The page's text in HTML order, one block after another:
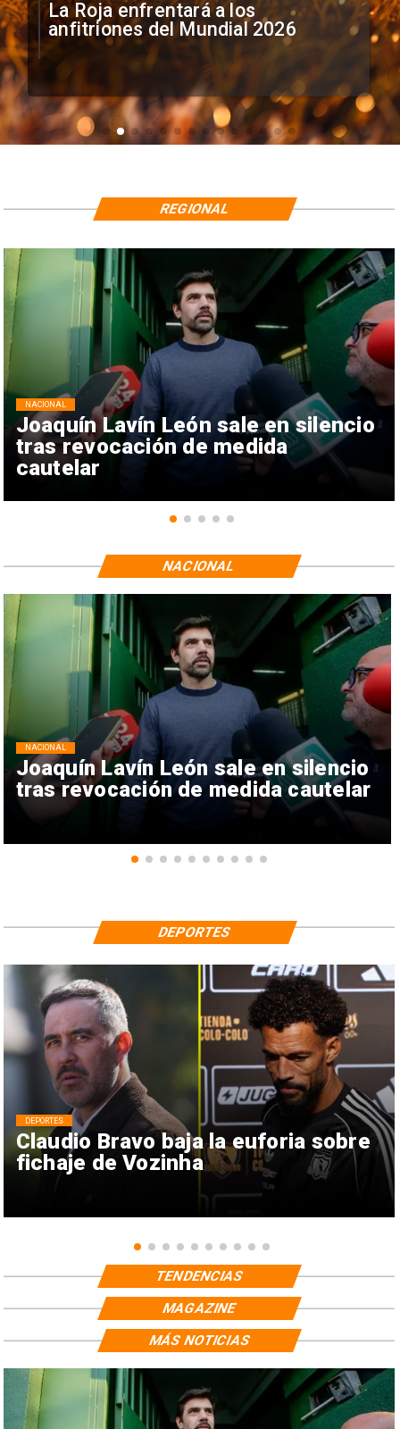
La Roja enfrentará a los
anfitriones del Mundial 2026
Joaquín Lavín León sale en silencio
tras revocación de medida
cautelar
NACIONAL
REGIONAL
Joaquín Lavín León sale en silencio
tras revocación de medida cautelar
NACIONAL
NACIONAL
Claudio Bravo baja la euforia sobre
fichaje de Vozinha
DEPORTES
DEPORTES
TENDENCIAS
MAGAZINE
MÁS NOTICIAS